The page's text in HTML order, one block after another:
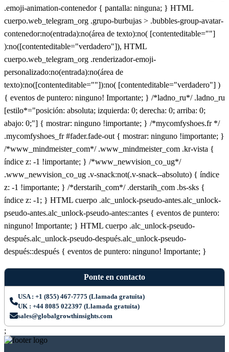
.emoji-animation-contenedor { pantalla: ninguna; } HTML
cuerpo.web_telegram_org .grupo-burbujas > .bubbles-group-avatar-
contenedor:no(entrada):no(área de texto):no( [contenteditable=""]
):no([contenteditable="verdadero"]), HTML
cuerpo.web_telegram_org .renderizador-emoji-
personalizado:no(entrada):no(área de
texto):no([contenteditable=""]):no( [contenteditable="verdadero"] )
{ eventos de puntero: ninguno! Importante; } /*ladno_ru*/ .ladno_ru
[estilo*="posición: absoluta; izquierda: 0; derecha: 0; arriba: 0;
abajo: 0;"] { mostrar: ninguno !importante; } /*mycomfyshoes.fr */
.mycomfyshoes_fr #fader.fade-out { mostrar: ninguno !importante; }
/*www_mindmeister_com*/ .www_mindmeister_com .kr-vista {
índice z: -1 !importante; } /*www_newvision_co_ug*/
.www_newvision_co_ug .v-snack:not(.v-snack--absoluto) { índice
z: -1 !importante; } /*derstarih_com*/ .derstarih_com .bs-sks {
índice z: -1; } HTML cuerpo .alc_unlock-pseudo-antes.alc_unlock-
pseudo-antes.alc_unlock-pseudo-antes::antes { eventos de puntero:
ninguno! Importante; } HTML cuerpo .alc_unlock-pseudo-
después.alc_unlock-pseudo-después.alc_unlock-pseudo-
después::después { eventos de puntero: ninguno! Importante; }
Ponte en contacto
USA : +1 (855) 467-7775 (Llamada gratuita)
UK : +44 8085 022397 (Llamada gratuita)
sales@globalgrowthinsights.com
;